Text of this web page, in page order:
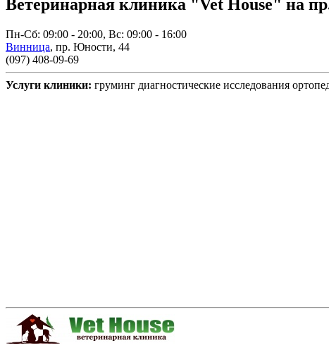
Ветеринарная клиника "Vet House" на
Пн-Сб: 09:00 - 20:00, Вс: 09:00 - 16:00
Винница, пр. Юности, 44
(097) 408-09-69
Услуги клиники: груминг диагностические исследования